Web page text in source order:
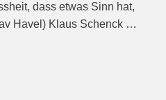
dass etwas Sinn hat,
Havel) Klaus Schenck …